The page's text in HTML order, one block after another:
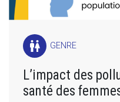
wc GENRE
L’impact des
santé des